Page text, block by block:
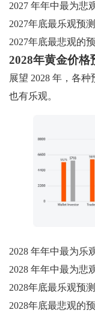
2027 年年中最为悲
2027年底最乐观预
2027年底最悲观的
2028年黄金价格
展望 2028 年，各
也有乐观。
2028 年年中最为乐
2028 年年中最为悲
2028年底最乐观预
2028年底最悲观的